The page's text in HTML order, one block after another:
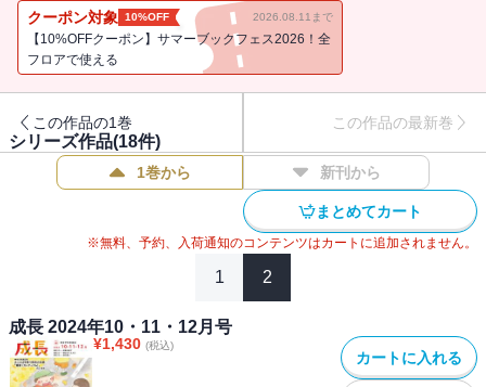
が信じていること―「使徒信条」から学ぶ信仰のキホン」「連載11
＿聖書の世界」
クーポン対象 10%OFF 2026.08.11まで
【10%OFFクーポン】サマーブックフェス2026！全
フロアで使える
この作品の1巻 この作品の最新巻
シリーズ作品(18件)
1巻から 新刊から
まとめてカート
※無料、予約、入荷通知のコンテンツはカートに追加されません。
1 2
成長 2024年10・11・12月号
¥1,430 (税込)
カートに入れる